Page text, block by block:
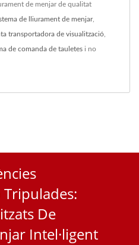
de menjar de qualitat
de lliurament de menjar,
transportadora de visualització
de comanda de tauletes i no
De
Intel·ligent